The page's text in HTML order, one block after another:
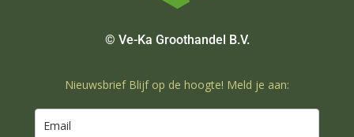
© Ve-Ka Groothandel B.V.
Nieuwsbrief Blijf op de hoogte! Meld je aan: